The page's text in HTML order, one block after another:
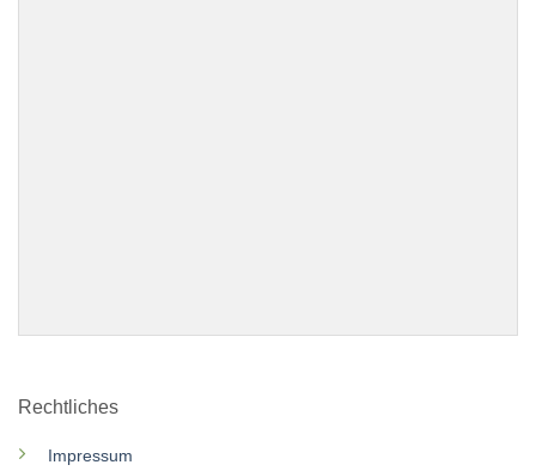
Rechtliches
Impressum